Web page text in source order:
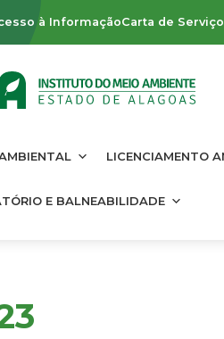
à InformaçãoCarta de
LICENCIAMENTO
E BALNEABILIDADE